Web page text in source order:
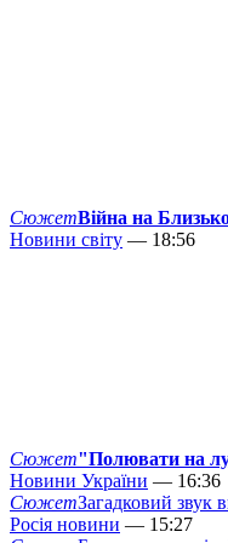
СюжетВійна на
Новини світу — 18:56
Сюжет"Полювати на
Новини України — 16:36
СюжетЗагадковий звук
Росія новини — 15:27